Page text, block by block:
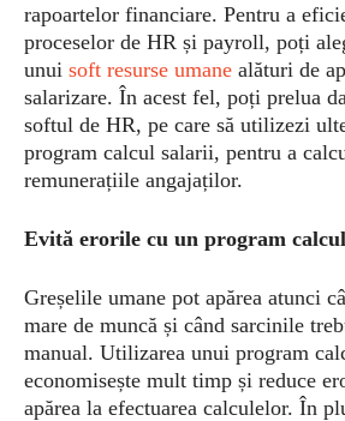
rapoartelor financiare. Pentru a
proceselor de HR și payroll, poți
unui soft resurse umane alături de
salarizare. În acest fel, poți prelua
softul de HR, pe care să utilizezi
program calcul salarii, pentru a
remunerațiile angajaților.
Evită erorile cu un program
Greșelile umane pot apărea atunci
mare de muncă și când sarcinile
manual. Utilizarea unui program
economisește mult timp și reduce
apărea la efectuarea calculelor. În